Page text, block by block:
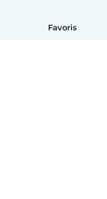
Favoris